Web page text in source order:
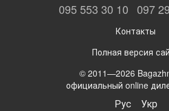
095 553 30 10 097
Контакты
Полная версия
© 2011—2026
официальный online
Рус Укр